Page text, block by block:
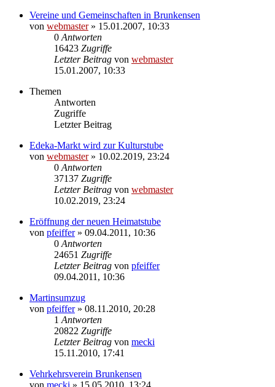
Vereine und Gemeinschaften in Brunkensen
von webmaster» 15.01.2007, 10:33
0 Antworten
16423 Zugriffe
Letzter Beitrag von webmaster
15.01.2007, 10:33
Themen
Antworten
Zugriffe
Letzter Beitrag
Edeka-Markt wird zur Kulturstube
von webmaster» 10.02.2019, 23:24
0 Antworten
37137 Zugriffe
Letzter Beitrag von webmaster
10.02.2019, 23:24
Eröffnung der neuen Heimatstube
von pfeiffer» 09.04.2011, 10:36
0 Antworten
24651 Zugriffe
Letzter Beitrag von pfeiffer
09.04.2011, 10:36
Martinsumzug
von pfeiffer» 08.11.2010, 20:28
1 Antworten
20822 Zugriffe
Letzter Beitrag von mecki
15.11.2010, 17:41
Vehrkehrsverein Brunkensen
von mecki » 15.05.2010, 13:24